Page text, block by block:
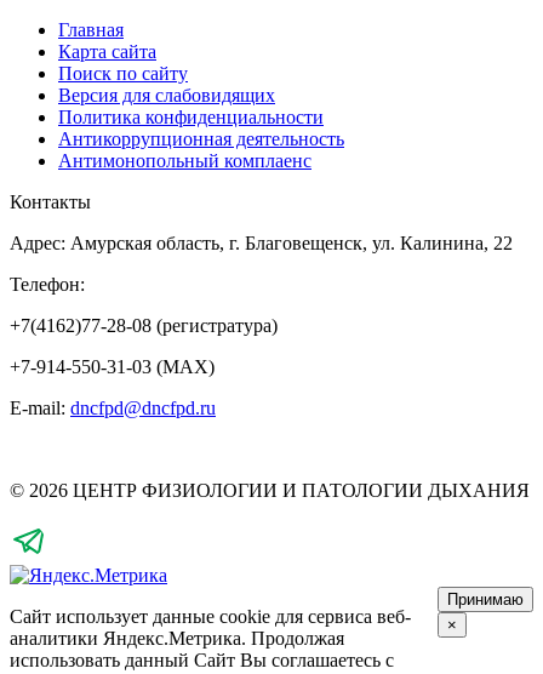
Главная
Карта сайта
Поиск по сайту
Версия для слабовидящих
Политика конфиденциальности
Антикоррупционная деятельность
Антимонопольный комплаенс
Контакты
Адрес: Амурская область, г. Благовещенск, ул. Калинина, 22
Телефон:
+7(4162)77-28-08 (регистратура)
+7-914-550-31-03 (MAX)
E-mail: dncfpd@dncfpd.ru
© 2026 ЦЕНТР ФИЗИОЛОГИИ И ПАТОЛОГИИ ДЫХАНИЯ
Сайт использует данные cookie для сервиса веб-
аналитики Яндекс.Метрика. Продолжая
использовать данный Сайт Вы соглашаетесь с
Принимаю
×